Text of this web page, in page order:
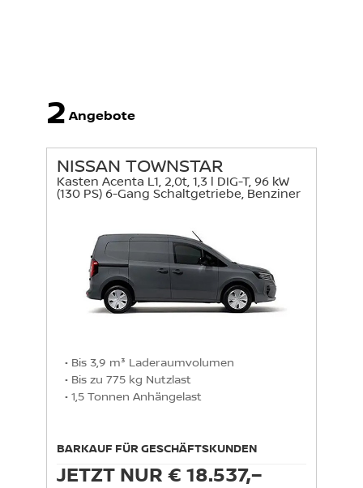
2 Angebote
NISSAN TOWNSTAR
Kasten Acenta L1, 2,0t, 1,3 l DIG-T, 96 kW
(130 PS) 6-Gang Schaltgetriebe, Benziner
• Bis 3,9 m³ Laderaumvolumen
• Bis zu 775 kg Nutzlast
• 1,5 Tonnen Anhängelast
BARKAUF FÜR GESCHÄFTSKUNDEN
JETZT NUR € 18.537,–